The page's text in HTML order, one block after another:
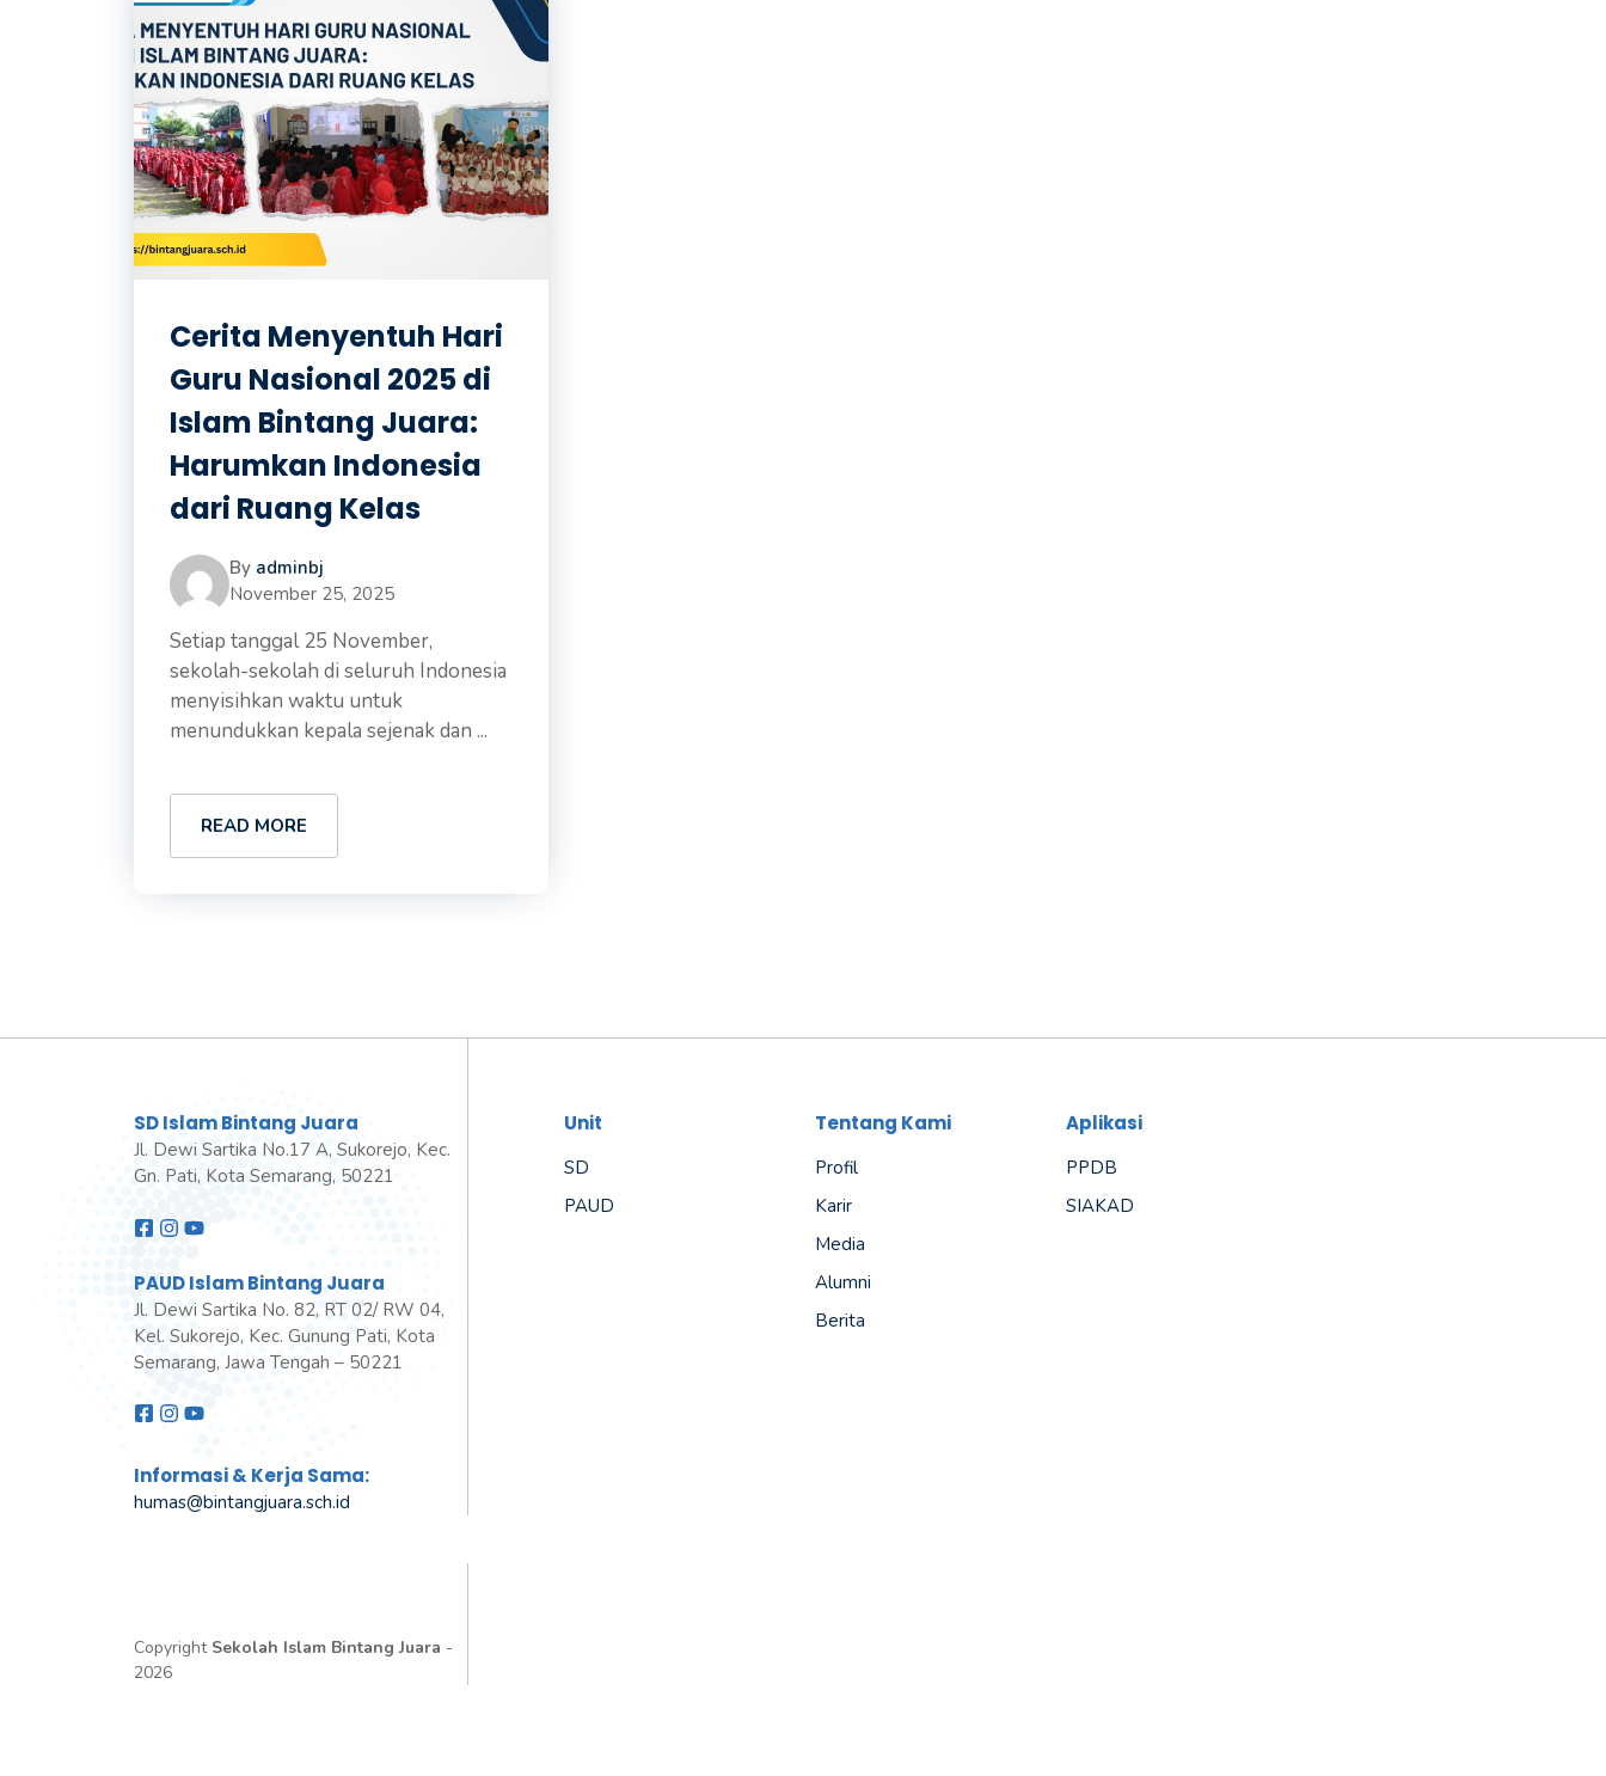
Cerita Menyentuh Hari
Guru Nasional 2025 di
Islam Bintang Juara:
Harumkan Indonesia
dari Ruang Kelas
By adminbj
November 25, 2025
Setiap tanggal 25 November,
sekolah-sekolah di seluruh Indonesia
menyisihkan waktu untuk
menundukkan kepala sejenak dan ...
READ MORE
SD Islam Bintang Juara
Jl. Dewi Sartika No.17 A, Sukorejo, Kec.
Gn. Pati, Kota Semarang, 50221
PAUD Islam Bintang Juara
Jl. Dewi Sartika No. 82, RT 02/ RW 04,
Kel. Sukorejo, Kec. Gunung Pati, Kota
Semarang, Jawa Tengah – 50221
Informasi & Kerja Sama:
humas@bintangjuara.sch.id
Unit
SD
PAUD
Tentang Kami
Profil
Karir
Media
Alumni
Berita
Aplikasi
PPDB
SIAKAD
Copyright Sekolah Islam Bintang Juara -
2026